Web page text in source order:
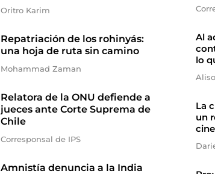
Oritro Karim
Repatriación de los rohinyás:
una hoja de ruta sin camino
Mohammad Zaman
Relatora de la ONU defiende a
jueces ante Corte Suprema de
Chile
Corresponsal de IPS
Amnistía denuncia a la India
Al
lo
La
un
cine